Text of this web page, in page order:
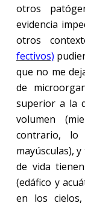
otros
evidencia
otros
fectivos)
que no me
de
superior a la
volumen
contrario,
mayúsculas),
de vida
(edáfico y
en los